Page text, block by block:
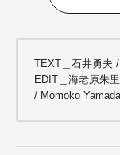
TEXT＿石井勇夫 /
EDIT＿海老原朱
/ Momoko Yamada